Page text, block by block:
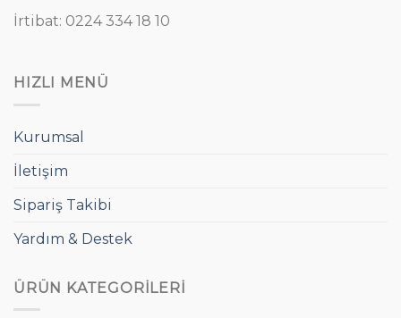
İrtibat: 0224 334 18 10
HIZLI MENÜ
Kurumsal
İletişim
Sipariş Takibi
Yardım & Destek
ÜRÜN KATEGORILERI